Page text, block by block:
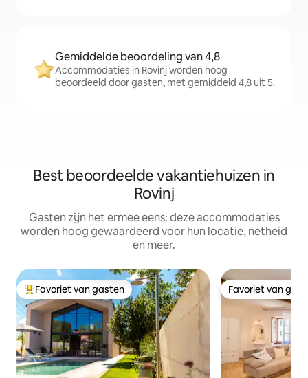
Gemiddelde beoordeling van 4,8
Accommodaties in Rovinj worden hoog
beoordeeld door gasten, met gemiddeld 4,8 uit 5.
Best beoordeelde vakantiehuizen in
Rovinj
Gasten zijn het ermee eens: deze accommodaties
worden hoog gewaardeerd voor hun locatie, netheid
en meer.
Topfavoriet van gasten
Favoriet van gasten Favoriet van
Favoriet van